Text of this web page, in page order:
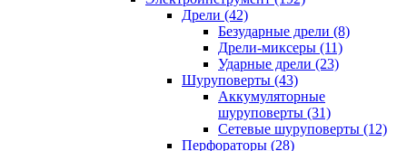
Дрели (42)
Безударные дрели (8)
Дрели-миксеры (11)
Ударные дрели (23)
Шуруповерты (43)
Аккумуляторные
шуруповерты (31)
Сетевые шуруповерты (12)
Перфораторы (28)